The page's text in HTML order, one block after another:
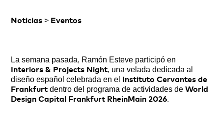
Noticias > Eventos
La semana pasada, Ramón Esteve participó en
Interiors & Projects Night, una velada dedicada al
diseño español celebrada en el
Instituto Cervantes de
Frankfurt dentro del programa de actividades deWorld
Design Capital Frankfurt RheinMain 2026.